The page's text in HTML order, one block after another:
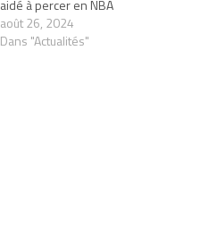
aidé à percer en NBA
août 26, 2024
Dans "Actualités"